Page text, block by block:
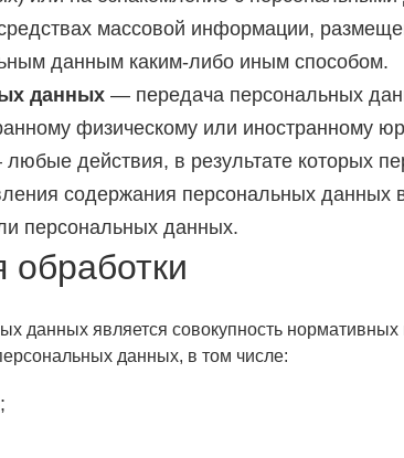
массовой информации,
данным каким-либо иным способом.
данных — передача персональных
физическому или иностранному
действия, в результате которых
содержания персональных
персональных данных.
данных является совокупность
данных, в том числе: